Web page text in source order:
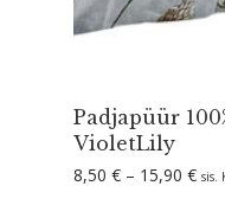
Padjapüür
VioletLily
8,50 € – 15,90 € sis.